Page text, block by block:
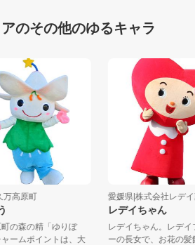
のその他のゆるキャラ
原町
森の精「ゆりぼ
ムポイントは、大
愛媛県|株式会社レデイ薬局
レデイちゃん
レデイちゃん。レデイファ
ーの長女で、お花の髪飾